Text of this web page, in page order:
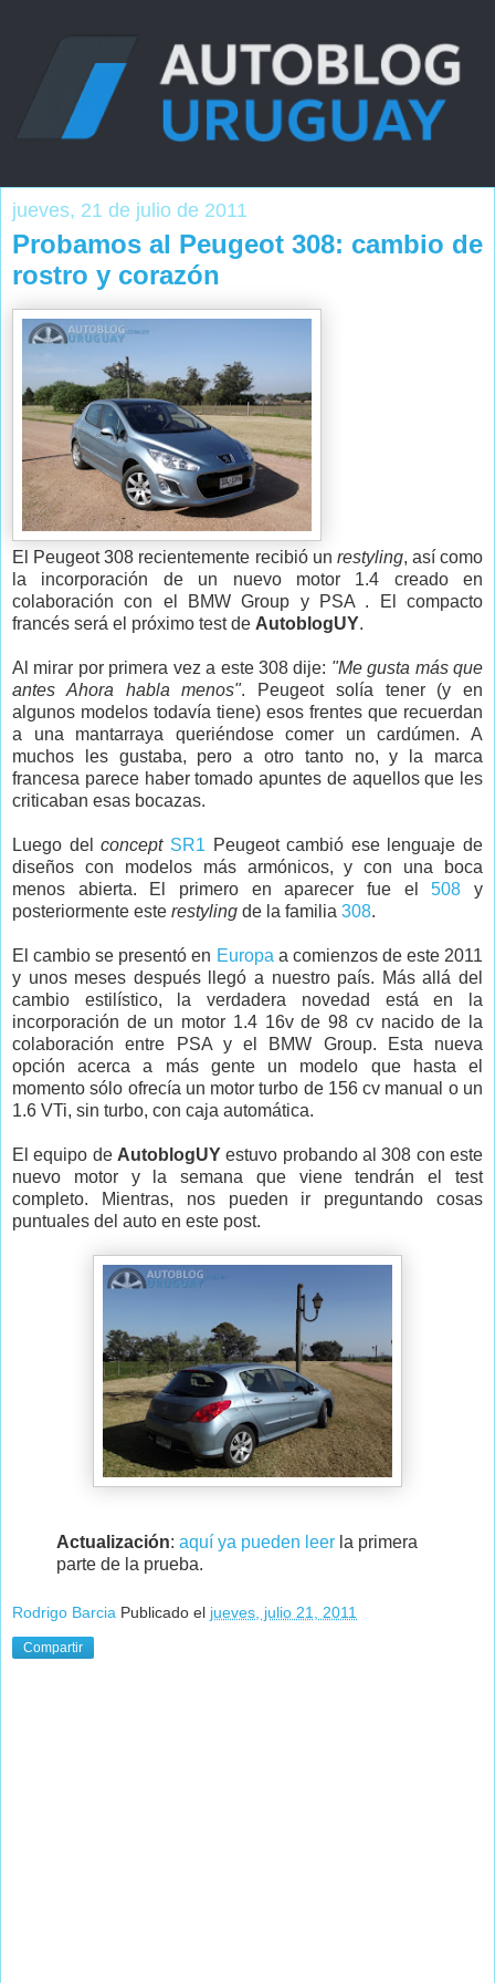
jueves, 21 de julio de 2011
Probamos al Peugeot 308: cambio de
rostro y corazón
El Peugeot 308 recientemente recibió un restyling, así como
la incorporación de un nuevo motor 1.4 creado en
colaboración con el BMW Group y PSA . El compacto
francés será el próximo test de AutoblogUY.
Al mirar por primera vez a este 308 dije: "Me gusta más que
antes Ahora habla menos". Peugeot solía tener (y en
algunos modelos todavía tiene) esos frentes que recuerdan
a una mantarraya queriéndose comer un cardúmen. A
muchos les gustaba, pero a otro tanto no, y la marca
francesa parece haber tomado apuntes de aquellos que les
criticaban esas bocazas.
Luego delconcept SR1 Peugeot cambió ese lenguaje de
diseños con modelos más armónicos, y con una boca
menos abierta. El primero en aparecer fue el508 y
posteriormente este restyling de la familia 308.
El cambio se presentó en Europa a comienzos de este 2011
y unos meses después llegó a nuestro país. Más allá del
cambio estilístico, la verdadera novedad está en la
incorporación de un motor 1.4 16v de 98 cv nacido de la
colaboración entre PSA y el BMW Group. Esta nueva
opción acerca a más gente un modelo que hasta el
momento sólo ofrecía un motor turbo de 156 cv manual o un
1.6 VTi, sin turbo, con caja automática.
El equipo de AutoblogUY estuvo probando al 308 con este
nuevo motor y la semana que viene tendrán el test
completo. Mientras, nos pueden ir preguntando cosas
puntuales del auto en este post.
Actualización: aquí ya pueden leer la primera
parte de la prueba.
Rodrigo Barcia Publicado el jueves, julio 21, 2011
Compartir